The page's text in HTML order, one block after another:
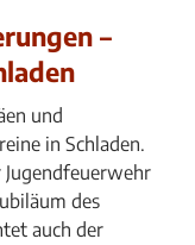
–
und
in Schladen.
des
auch der